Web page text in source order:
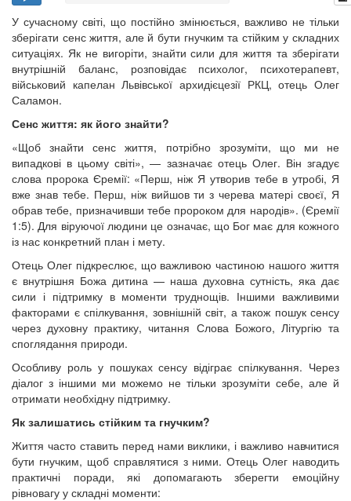
У сучасному світі, що постійно змінюється, важливо не тільки
зберігати сенс життя, але й бути гнучким та стійким у складних
ситуаціях. Як не вигоріти, знайти сили для життя та зберігати
внутрішній баланс, розповідає психолог, психотерапевт,
військовий капелан Львівської архидієцезії РКЦ, отець Олег
Саламон.
Сенс життя: як його знайти?
«Щоб знайти сенс життя, потрібно зрозуміти, що ми не
випадкові в цьому світі», — зазначає отець Олег. Він згадує
слова пророка Єремії: «Перш, ніж Я утворив тебе в утробі, Я
вже знав тебе. Перш, ніж вийшов ти з черева матері своєї, Я
обрав тебе, призначивши тебе пророком для народів». (Єремії
1:5). Для віруючої людини це означає, що Бог має для кожного
із нас конкретний план і мету.
Отець Олег підкреслює, що важливою частиною нашого життя
є внутрішня Божа дитина — наша духовна сутність, яка дає
сили і підтримку в моменти труднощів. Іншими важливими
факторами є спілкування, зовнішній світ, а також пошук сенсу
через духовну практику, читання Слова Божого, Літургію та
споглядання природи.
Особливу роль у пошуках сенсу відіграє спілкування. Через
діалог з іншими ми можемо не тільки зрозуміти себе, але й
отримати необхідну підтримку.
Як залишатись стійким та гнучким?
Життя часто ставить перед нами виклики, і важливо навчитися
бути гнучким, щоб справлятися з ними. Отець Олег наводить
практичні поради, які допомагають зберегти емоційну
рівновагу у складні моменти: